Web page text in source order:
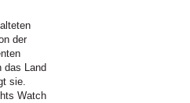
der
das Land
sie.
Watch